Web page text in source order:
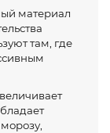
материал
там, где